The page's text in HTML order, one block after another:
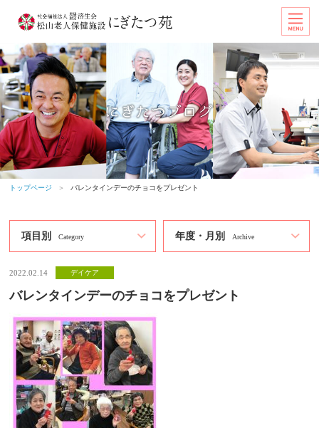
トップページ ＞ バレンタインデーのチョコをプレゼント
項目別 Category 年度・月別 Archive
2022.02.14 デイケア
バレンタインデーのチョコをプレゼント